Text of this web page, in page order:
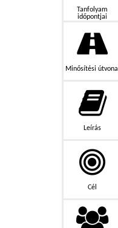
Tanfolyam
időpontjai
Minősítési útvonal
Leírás
Cél